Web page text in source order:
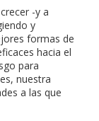
-y a
y
formas de
hacia el
para
nuestra
a las que